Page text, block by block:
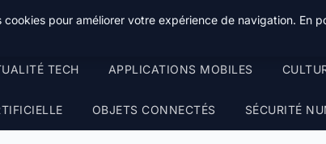
TECH APPLICATIONS MOBILES
OBJETS CONNECTÉS SÉCURITÉ
cookies pour améliorer votre expérience de navigation. En